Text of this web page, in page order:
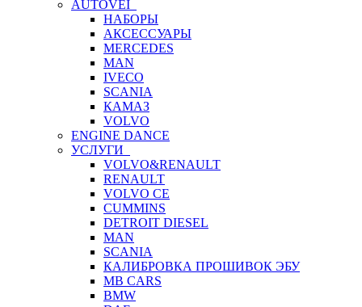
AUTOVEI
НАБОРЫ
АКСЕССУАРЫ
MERCEDES
MAN
IVECO
SCANIA
КАМАЗ
VOLVO
ENGINE DANCE
УСЛУГИ
VOLVO&RENAULT
RENAULT
VOLVO CE
CUMMINS
DETROIT DIESEL
MAN
SCANIA
КАЛИБРОВКА ПРОШИВОК ЭБУ
MB CARS
BMW